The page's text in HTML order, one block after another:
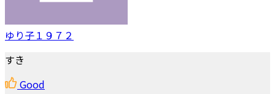
ゆり子１９７２
すき
Good